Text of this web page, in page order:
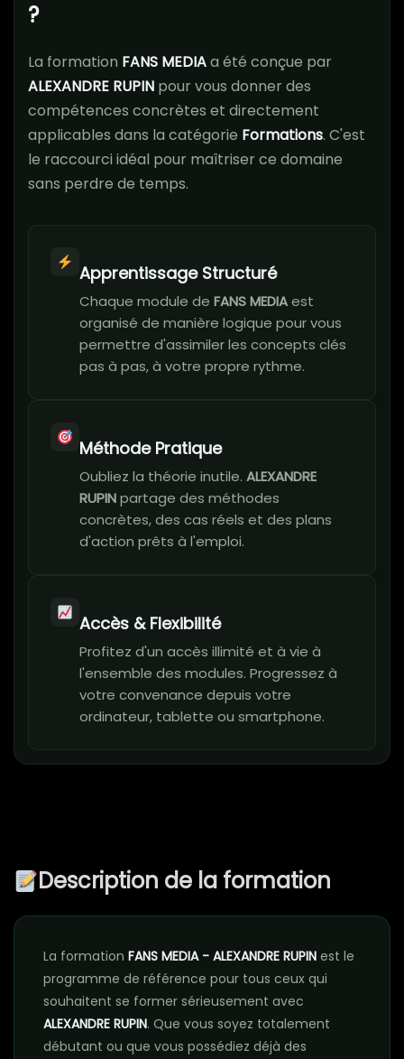
?
La formation FANS MEDIAa été conçue par
ALEXANDRE RUPIN pour vous donner des
compétences concrètes et directement
applicables dans la catégorie Formations. C'est
le raccourci idéal pour maîtriser ce domaine
sans perdre de temps.
Apprentissage Structuré
Chaque module de FANS MEDIAest
organisé de manière logique pour vous
permettre d'assimiler les concepts clés
pas à pas, à votre propre rythme.
Méthode Pratique
Oubliez la théorie inutile. ALEXANDRE
RUPINpartage des méthodes
concrètes, des cas réels et des plans
d'action prêts à l'emploi.
Accès & Flexibilité
Profitez d'un accès illimité et à vie à
l'ensemble des modules. Progressez à
votre convenance depuis votre
ordinateur, tablette ou smartphone.
Description de la formation
La formation FANS MEDIA - ALEXANDRE RUPIN est le
programme de référence pour tous ceux qui
souhaitent se former sérieusement avec
ALEXANDRE RUPIN. Que vous soyez totalement
débutant ou que vous possédiez déjà des